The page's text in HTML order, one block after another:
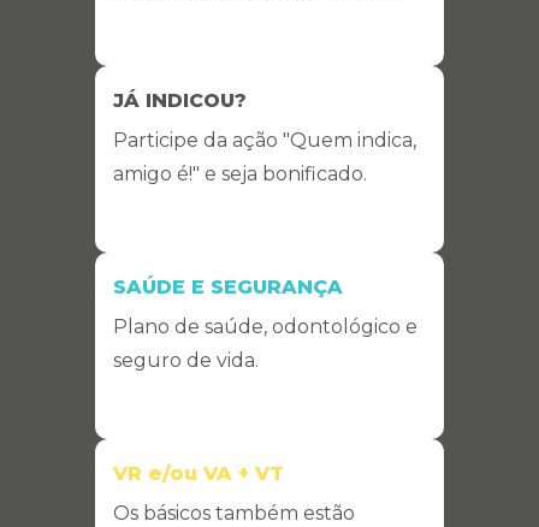
JÁ INDICOU?
Participe da ação "Quem indica,
amigo é!" e seja bonificado.
SAÚDE E SEGURANÇA
Plano de saúde, odontológico e
seguro de vida.
VR e/ou VA + VT
Os básicos também estão